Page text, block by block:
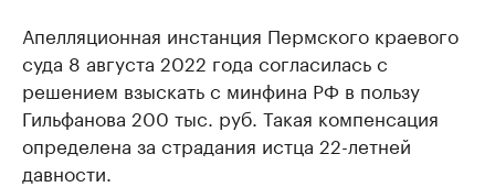
Апелляционная инстанция Пермского краевого
суда 8 августа 2022 года согласилась с
решением взыскать с минфина РФ в пользу
Гильфанова 200 тыс. руб. Такая компенсация
определена за страдания истца 22-летней
давности.